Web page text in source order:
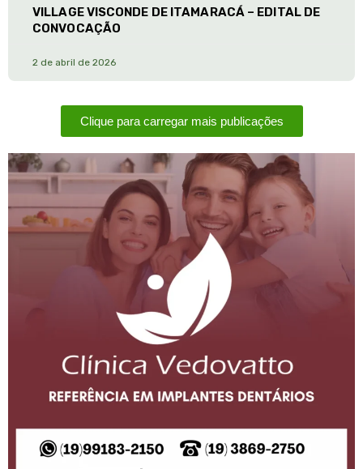
VILLAGE VISCONDE DE ITAMARACÁ – EDITAL DE
CONVOCAÇÃO
2 de abril de 2026
Clique para carregar mais publicações